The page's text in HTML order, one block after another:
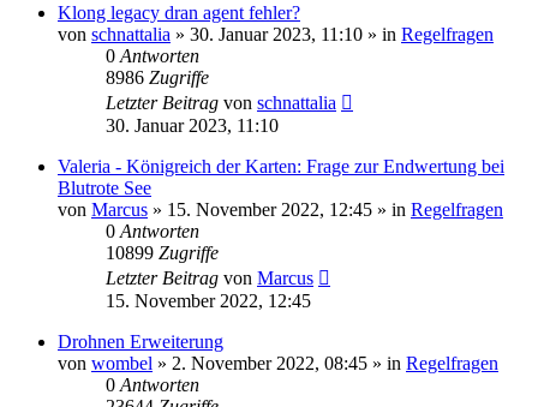
Klong legacy dran agent fehler?
von schnattalia » 30. Januar 2023, 11:10 » in Regelfragen
0 Antworten
8986 Zugriffe
Letzter Beitrag von schnattalia
30. Januar 2023, 11:10
Valeria - Königreich der Karten: Frage zur Endwertung bei
Blutrote See
von Marcus » 15. November 2022, 12:45 » in Regelfragen
0 Antworten
10899 Zugriffe
Letzter Beitrag von Marcus
15. November 2022, 12:45
Drohnen Erweiterung
von wombel » 2. November 2022, 08:45 » in Regelfragen
0 Antworten